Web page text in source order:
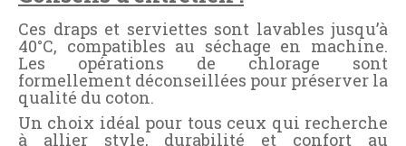
Ces draps et serviettes sont lavables jusqu’à
40°C, compatibles au séchage en machine.
Les opérations de chlorage sont
formellement déconseillées pour préserver la
qualité du coton.
Un choix idéal pour tous ceux qui recherche
à allier style, durabilité et confort au